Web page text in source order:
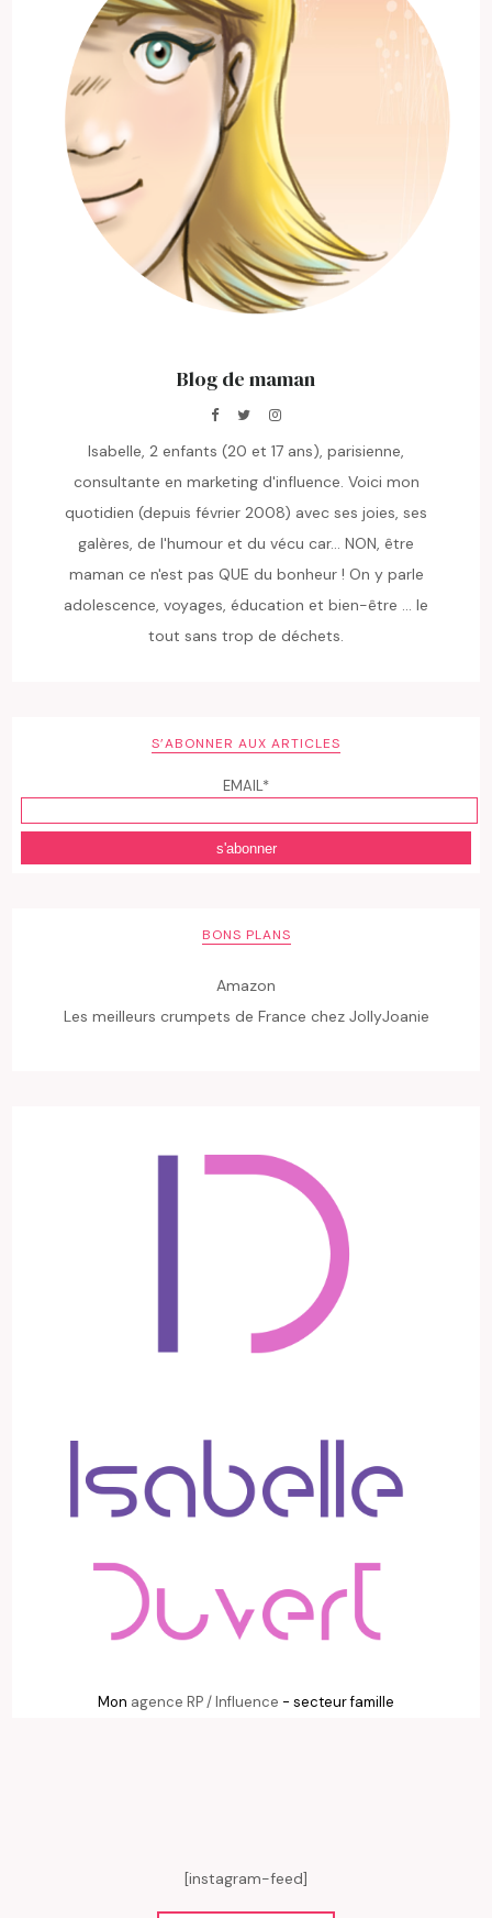
Blog de maman
Isabelle, 2 enfants (20 et 17 ans), parisienne,
consultante en marketing d'influence. Voici mon
quotidien (depuis février 2008) avec ses joies, ses
galères, de l'humour et du vécu car... NON, être
maman ce n'est pas QUE du bonheur ! On y parle
adolescence, voyages, éducation et bien-être ... le
tout sans trop de déchets.
S’ABONNER AUX ARTICLES
EMAIL*
BONS PLANS
Amazon
Les meilleurs crumpets de France chez JollyJoanie
Mon agence RP / Influence - secteur famille
[instagram-feed]